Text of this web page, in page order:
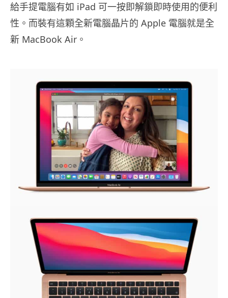
給手提電腦有如 iPad 可一按即解鎖即時使用的便利
性。而裝有這顆全新電腦晶片的 Apple 電腦就是全
新 MacBook Air。